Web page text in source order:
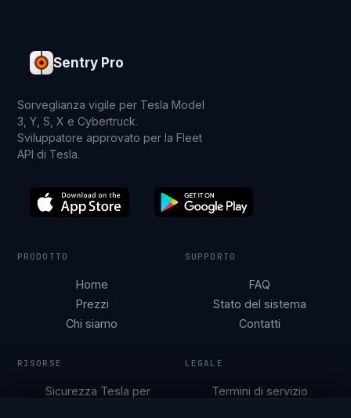
Sentry Pro
Sorveglianza vigile per Tesla Model
3, Y, S, X e Cybertruck.
Sviluppatore approvato per la Fleet
API di Tesla.
PRODOTTO
Home
Prezzi
Chi siamo
SUPPORTO
FAQ
Stato del sistema
Contatti
RISORSE
Sicurezza Tesla per
LEGALE
Termini di servizio